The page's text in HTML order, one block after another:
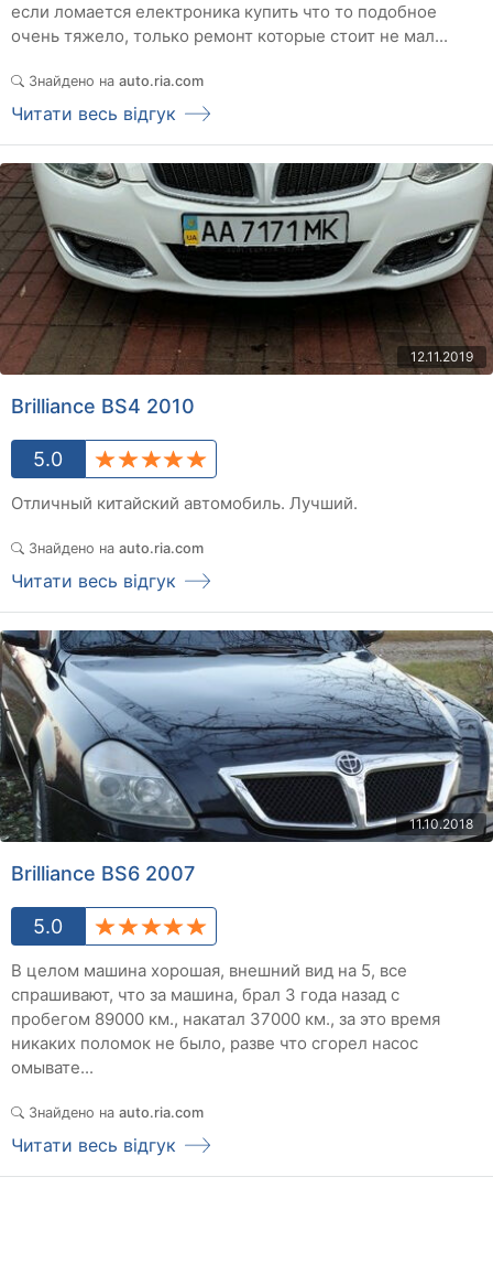
если ломается електроника купить что то подобное
очень тяжело, только ремонт которые стоит не мал...
Знайдено на auto.ria.com
Читати весь відгук
12.11.2019
Brilliance BS4 2010
5.0
Отличный китайский автомобиль. Лучший.
Знайдено на auto.ria.com
Читати весь відгук
11.10.2018
Brilliance BS6 2007
5.0
В целом машина хорошая, внешний вид на 5, все
спрашивают, что за машина, брал 3 года назад с
пробегом 89000 км., накатал 37000 км., за это время
никаких поломок не было, разве что сгорел насос
омывате...
Знайдено на auto.ria.com
Читати весь відгук